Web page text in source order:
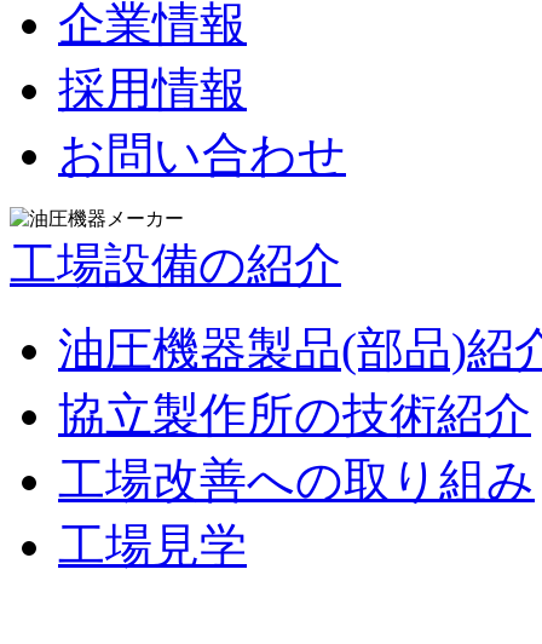
企業情報
採用情報
お問い合わせ
工場設備の紹介
油圧機器製品(部品)紹
協立製作所の技術紹介
工場改善への取り組み
工場見学